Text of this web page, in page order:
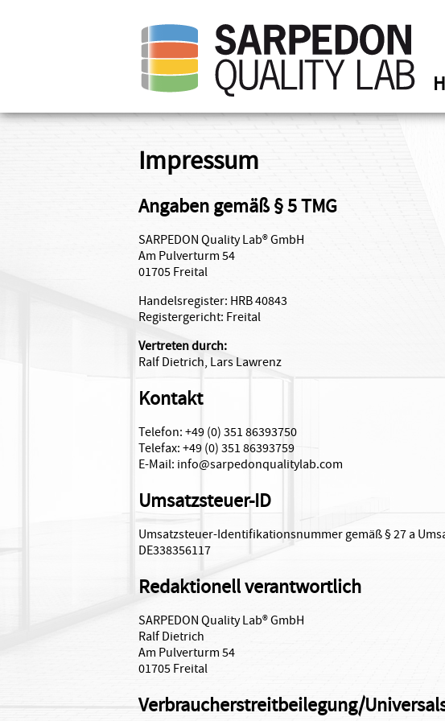
Impressum
Angaben gemäß § 5 TMG
SARPEDON Quality Lab® GmbH
Am Pulverturm 54
01705 Freital
Handelsregister: HRB 40843
Registergericht: Freital
Vertreten durch:
Ralf Dietrich, Lars Lawrenz
Kontakt
Telefon: +49 (0) 351 86393750
Telefax: +49 (0) 351 86393759
E-Mail: info@sarpedonqualitylab.com
Umsatzsteuer-ID
Umsatzsteuer-Identifikationsnummer gemäß § 27 a
DE338356117
Redaktionell verantwortlich
SARPEDON Quality Lab® GmbH
Ralf Dietrich
Am Pulverturm 54
01705 Freital
Verbraucher­streit­beilegung/